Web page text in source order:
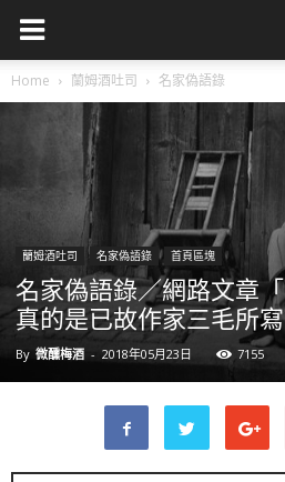
Home 蘭姆酒吐司 名家偽語錄
蘭姆酒吐司 名家偽語錄 首頁區塊
名家偽語錄／網路文章
真的是已故作家三毛所
By 微醺梅酒 - 2018年05月23日 7155